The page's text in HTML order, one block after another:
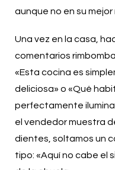
aunque no en su mejor
Una vez en la casa,
comentarios
«Esta cocina es
deliciosa» o «Qué
perfectamente
el vendedor muestra
dientes, soltamos un
tipo: «Aquí no cabe el